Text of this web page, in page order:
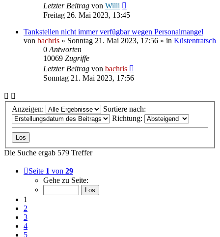
Letzter Beitrag von Willi
Freitag 26. Mai 2023, 13:45
Tankstellen nicht immer verfügbar wegen Personalmangel
von bachris » Sonntag 21. Mai 2023, 17:56 » in Küstentratsch
0 Antworten
10069 Zugriffe
Letzter Beitrag von bachris
Sonntag 21. Mai 2023, 17:56
Anzeigen:
Sortiere nach:
Richtung:
Die Suche ergab 579 Treffer
Seite 1 von 29
Gehe zu Seite:
1
2
3
4
5